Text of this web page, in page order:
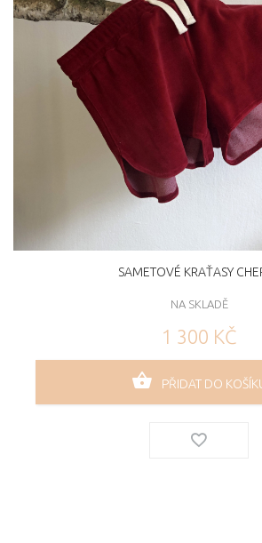
SAMETOVÉ KRAŤASY
NA SKLADĚ
1 300 KČ
PŘIDAT DO